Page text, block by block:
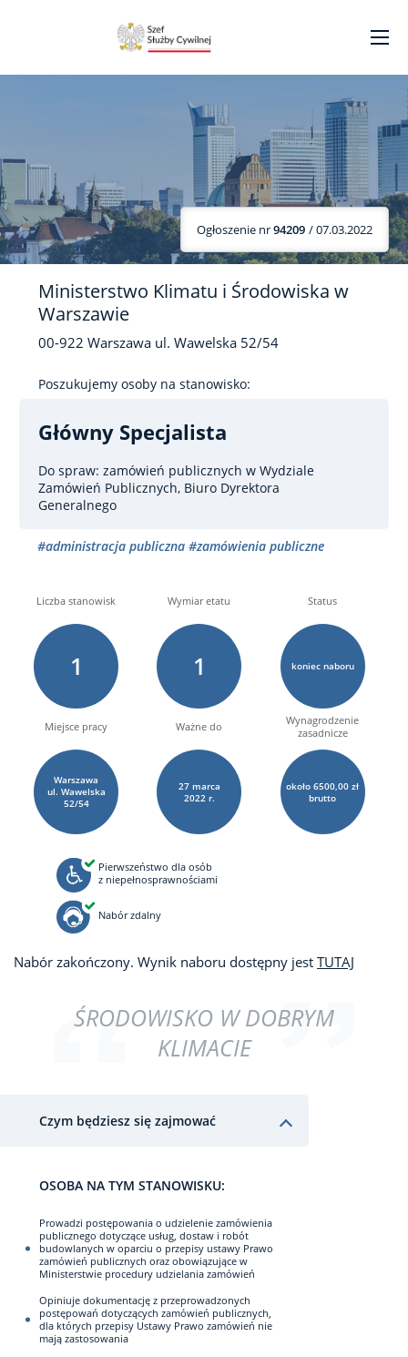
Ogłoszenie nr94209 / 07.03.2022
Ministerstwo Klimatu i Środowiska w
Warszawie
00-922 Warszawa ul. Wawelska 52/54
Poszukujemy osoby na stanowisko:
Główny Specjalista
Do spraw: zamówień publicznych w Wydziale
Zamówień Publicznych, Biuro Dyrektora
Generalnego
#administracja publiczna #zamówienia publiczne
Liczba stanowisk
1
Wymiar etatu
1
Status
koniec naboru
Miejsce pracy
Warszawa
ul. Wawelska
52/54
Ważne do
27 marca
2022 r.
Wynagrodzenie
zasadnicze
około 6500,00 zł
brutto
Pierwszeństwo dla osób
z niepełnosprawnościami
Nabór zdalny
Nabór zakończony. Wynik naboru dostępny jest TUTAJ
ŚRODOWISKO W DOBRYM
KLIMACIE
Czym będziesz się zajmować
OSOBA NA TYM STANOWISKU:
Prowadzi postępowania o udzielenie zamówienia
publicznego dotyczące usług, dostaw i robót
budowlanych w oparciu o przepisy ustawy Prawo
zamówień publicznych oraz obowiązujące w
Ministerstwie procedury udzielania zamówień
Opiniuje dokumentację z przeprowadzonych
postępowań dotyczących zamówień publicznych,
dla których przepisy Ustawy Prawo zamówień nie
mają zastosowania